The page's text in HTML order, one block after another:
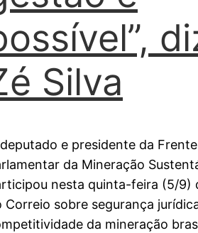
Silva
e presidente da Frente
da Mineração
nesta quinta-feira (5/9)
Correio sobre segurança
da mineração